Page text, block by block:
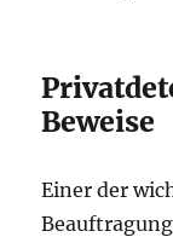
Beweise
Einer der